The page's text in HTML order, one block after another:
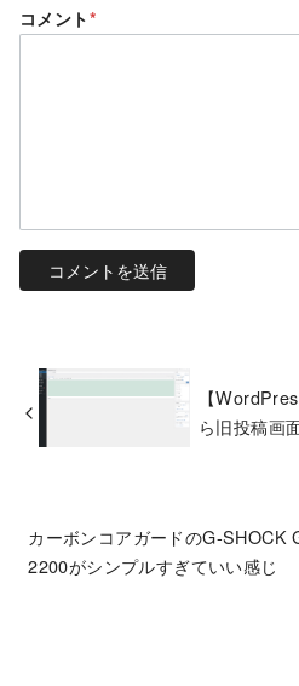
コメント*
【
ら旧投稿画
カーボンコアガードのG-SHOCK
2200がシンプルすぎていい感じ